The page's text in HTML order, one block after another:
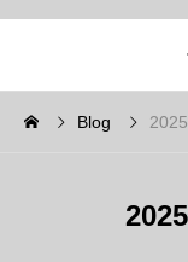
Blog